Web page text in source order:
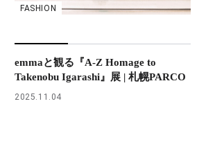
FASHION
emmaと観る『A-Z Homage to
Takenobu Igarashi』展 | 札幌PARCO
2025.11.04